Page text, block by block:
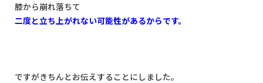
膝から崩れ落ちて
二度と立ち上がれない可能性があるからです。
ですがきちんとお伝えすることにしました。